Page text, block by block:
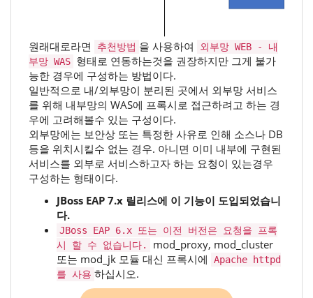
원래대로라면 추천방법 을 사용하여
외부망 WEB - 내
부망 WAS 형태로 연동하는것을 권장하지만 그게 불가
능한 경우에 구성하는 방법이다.
일반적으로 내/외부망이 분리된 곳에서 외부망 서비스
를 위해 내부망의 WAS에 프록시로 접근하려고 하는 경
우에 고려해볼수 있는 구성이다.
외부망에는 보안상 또는 특정한 사유로 인해 소스나 DB
등을 위치시킬수 없는 경우. 아니면 이미 내부에 구현된
서비스를 외부로 서비스하고자 하는 요청이 있는경우
구성하는 형태이다.
JBoss EAP 7.x 릴리스에 이 기능이 도입되었습니
다.
JBoss EAP 6.x 또는 이전 버전은 요청을 프록
시 할 수 없습니다.
mod_proxy, mod_cluster
또는 mod_jk 모듈 대신 프록시에
Apache httpd
를 사용 하십시오.